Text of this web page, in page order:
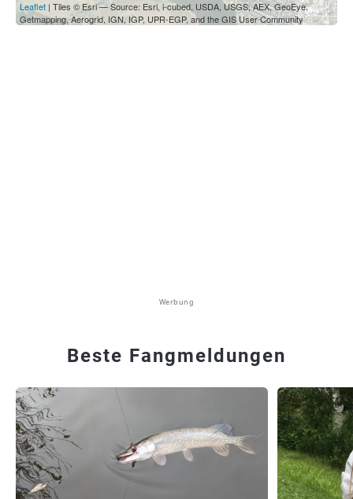
Leaflet | Tiles © Esri — Source: Esri, i-cubed, USDA, USGS, AEX, GeoEye,
Getmapping, Aerogrid, IGN, IGP, UPR-EGP, and the GIS User Community
Werbung
Beste Fangmeldungen